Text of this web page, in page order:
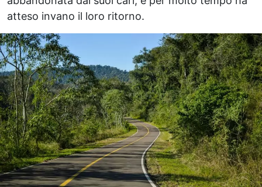
atteso invano il loro ritorno.